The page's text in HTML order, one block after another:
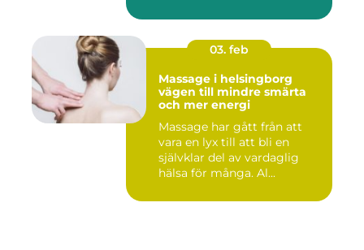
03. feb
Massage i helsingborg
vägen till mindre smärta
och mer energi
Massage har gått från att
vara en lyx till att bli en
självklar del av vardaglig
hälsa för många. Al...